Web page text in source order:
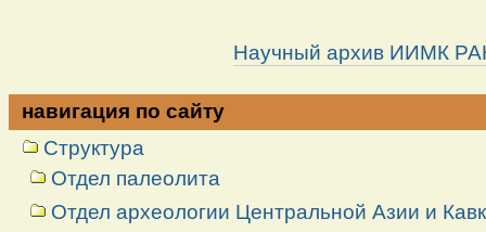
Научный архив ИИМК
навигация по сайту
Структура
Отдел палеолита
Отдел археологии Центральной Азии и